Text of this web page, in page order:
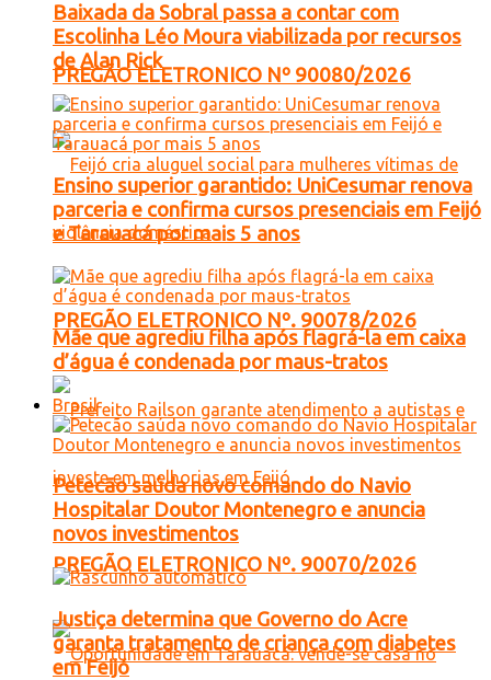
PREGÃO ELETRONICO Nº 90080/2026
PREGÃO ELETRONICO Nº. 90078/2026
PREGÃO ELETRONICO Nº. 90070/2026
Baixada da Sobral passa a contar com
Escolinha Léo Moura viabilizada por recursos
de Alan Rick
Ensino superior garantido: UniCesumar renova
parceria e confirma cursos presenciais em Feijó
e Tarauacá por mais 5 anos
Mãe que agrediu filha após flagrá-la em caixa
d’água é condenada por maus-tratos
Brasil
Petecão saúda novo comando do Navio
Hospitalar Doutor Montenegro e anuncia
novos investimentos
Justiça determina que Governo do Acre
garanta tratamento de criança com diabetes
em Feijó